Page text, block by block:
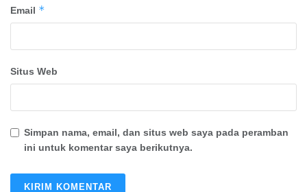
Email *
Situs Web
Simpan nama, email, dan situs web saya pada peramban
ini untuk komentar saya berikutnya.